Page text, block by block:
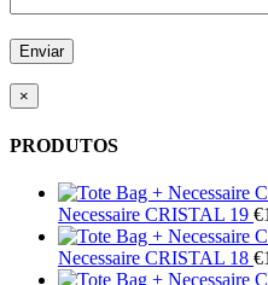
×
PRODUTOS
Necessaire CRISTAL 19 €
Necessaire CRISTAL 18 €